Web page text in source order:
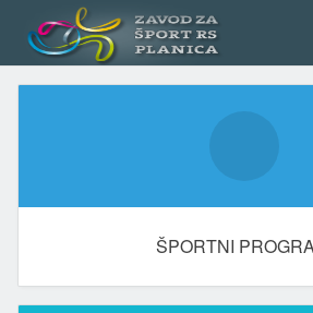
ŠPORTNI